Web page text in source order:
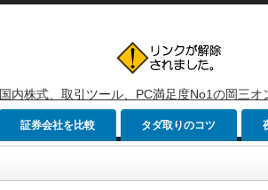
国内株式、取引ツール、PC満足度No1の岡三オ
証券会社を比較 タダ取りのコツ